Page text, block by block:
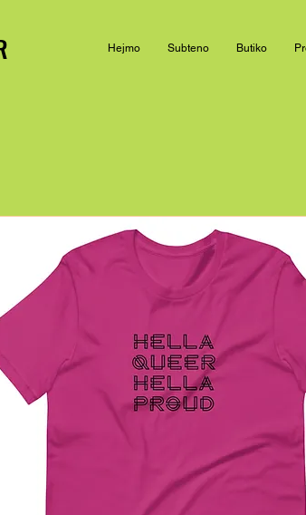
Hejmo Subteno Butiko